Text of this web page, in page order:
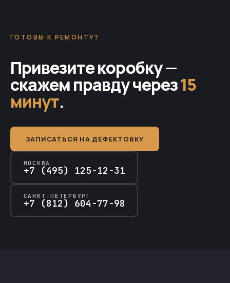
ГОТОВЫ К РЕМОНТУ?
Привезите коробку —
скажем правду через15
минут.
ЗАПИСАТЬСЯ НА ДЕФЕКТОВКУ
МОСКВА
+7 (495) 125-12-31
САНКТ-ПЕТЕРБУРГ
+7 (812) 604-77-98